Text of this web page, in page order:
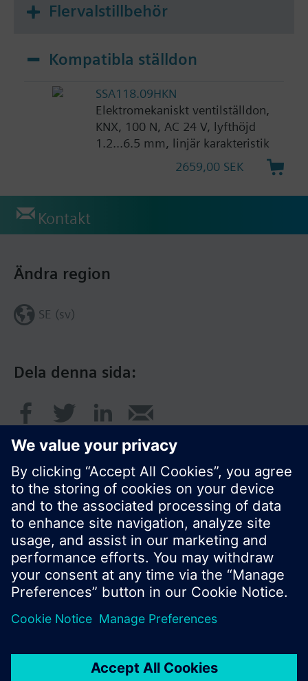
Flervalstillbehör
Kompatibla ställdon
SSA118.09HKN
Elektromekaniskt ventilställdon,
KNX, 100 N, AC 24 V, lyfthöjd
1.2...6.5 mm, linjär karakteristik
2659,00 SEK
Kontakt
Dela denna sida:
Ändra region
SE (sv)
© Siemens AB, Building Technologies Division,
CPS - 2017
Produktportfölj och priser kan variera mellan
Användarvillkor